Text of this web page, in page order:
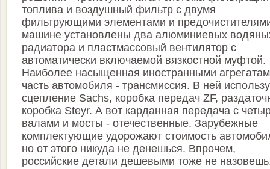
топлива и воздушный фильтр с двумя
фильтрующими элементами и
машине установлены два алюминиевых
радиатора и пластмассовый вентилятор с
автоматически включаемой вязкостной муфтой.
Наиболее насыщенная иностранными
часть автомобиля - трансмиссия. В ней
сцепление Sachs, коробка передач ZF,
коробка Steyr. А вот карданная передача с
валами и мосты - отечественные. Зарубежные
комплектующие удорожают стоимость
но от этого никуда не денешься. Впрочем,
российские детали дешевыми тоже не